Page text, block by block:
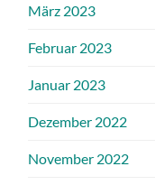
März 2023
Februar 2023
Januar 2023
Dezember 2022
November 2022